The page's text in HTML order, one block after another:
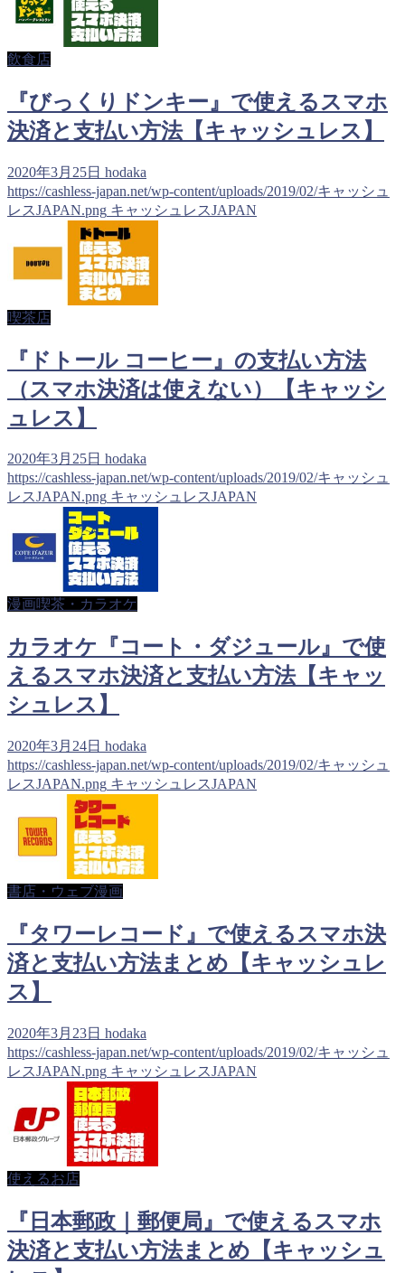
飲食店
『びっくりドンキー』で使えるスマホ
決済と支払い方法【キャッシュレス】
2020年3月25日 hodaka
https://cashless-japan.net/wp-content/uploads/2019/02/キャッシュ
レスJAPAN.png キャッシュレスJAPAN
喫茶店
『ドトール コーヒー』の支払い方法
（スマホ決済は使えない）【キャッシ
ュレス】
2020年3月25日 hodaka
https://cashless-japan.net/wp-content/uploads/2019/02/キャッシュ
レスJAPAN.png キャッシュレスJAPAN
漫画喫茶・カラオケ
カラオケ『コート・ダジュール』で使
えるスマホ決済と支払い方法【キャッ
シュレス】
2020年3月24日 hodaka
https://cashless-japan.net/wp-content/uploads/2019/02/キャッシュ
レスJAPAN.png キャッシュレスJAPAN
書店・ウェブ漫画
『タワーレコード』で使えるスマホ決
済と支払い方法まとめ【キャッシュレ
ス】
2020年3月23日 hodaka
https://cashless-japan.net/wp-content/uploads/2019/02/キャッシュ
レスJAPAN.png キャッシュレスJAPAN
使えるお店
『日本郵政｜郵便局』で使えるスマホ
決済と支払い方法まとめ【キャッシュ